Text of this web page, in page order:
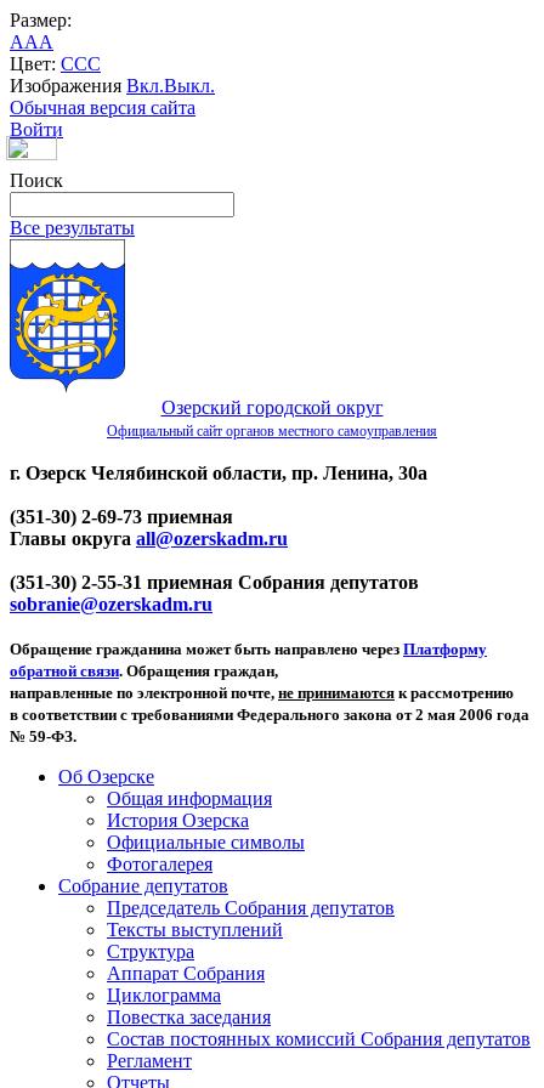
Размер:
AAA
Цвет: CCC
Изображения Вкл.Выкл.
Обычная версия сайта
Войти
Поиск
Все результаты
Озерский городской округ
Официальный сайт органов местного самоуправления
г. Озерск Челябинской области, пр. Ленина, 30а
(351-30) 2-69-73 приемная
Главы округа all@ozerskadm.ru
(351-30) 2-55-31 приемная Собрания депутатов
sobranie@ozerskadm.ru
Обращение гражданина может быть направлено через Платформу
обратной связи. Обращения граждан,
направленные по электронной почте, не принимаются к рассмотрению
в соответствии с требованиями Федерального закона от 2 мая 2006 года
№ 59-ФЗ.
Об Озерске
Общая информация
История Озерска
Официальные символы
Фотогалерея
Собрание депутатов
Председатель Собрания депутатов
Тексты выступлений
Структура
Аппарат Собрания
Циклограмма
Повестка заседания
Состав постоянных комиссий Собрания депутатов
Регламент
Отчеты